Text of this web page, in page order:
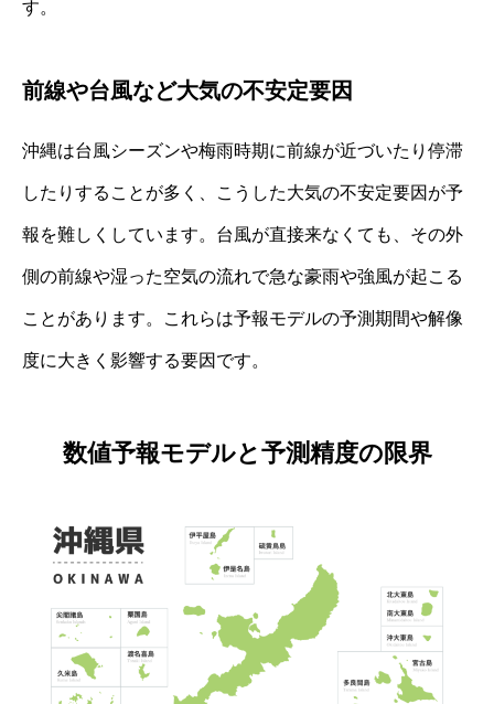
す。
前線や台風など大気の不安定要因
沖縄は台風シーズンや梅雨時期に前線が近づいたり停滞
したりすることが多く、こうした大気の不安定要因が予
報を難しくしています。台風が直接来なくても、その外
側の前線や湿った空気の流れで急な豪雨や強風が起こる
ことがあります。これらは予報モデルの予測期間や解像
度に大きく影響する要因です。
数値予報モデルと予測精度の限界